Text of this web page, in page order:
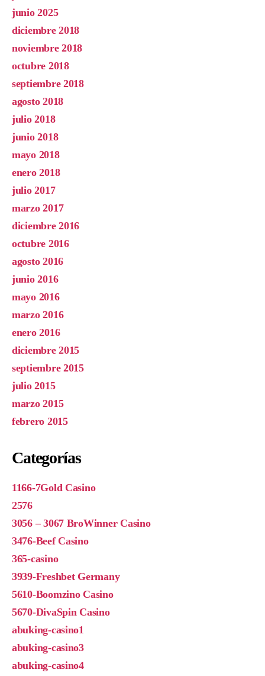
junio 2025
diciembre 2018
noviembre 2018
octubre 2018
septiembre 2018
agosto 2018
julio 2018
junio 2018
mayo 2018
enero 2018
julio 2017
marzo 2017
diciembre 2016
octubre 2016
agosto 2016
junio 2016
mayo 2016
marzo 2016
enero 2016
diciembre 2015
septiembre 2015
julio 2015
marzo 2015
febrero 2015
Categorías
1166-7Gold Casino
2576
3056 – 3067 BroWinner Casino
3476-Beef Casino
365-casino
3939-Freshbet Germany
5610-Boomzino Casino
5670-DivaSpin Casino
abuking-casino1
abuking-casino3
abuking-casino4